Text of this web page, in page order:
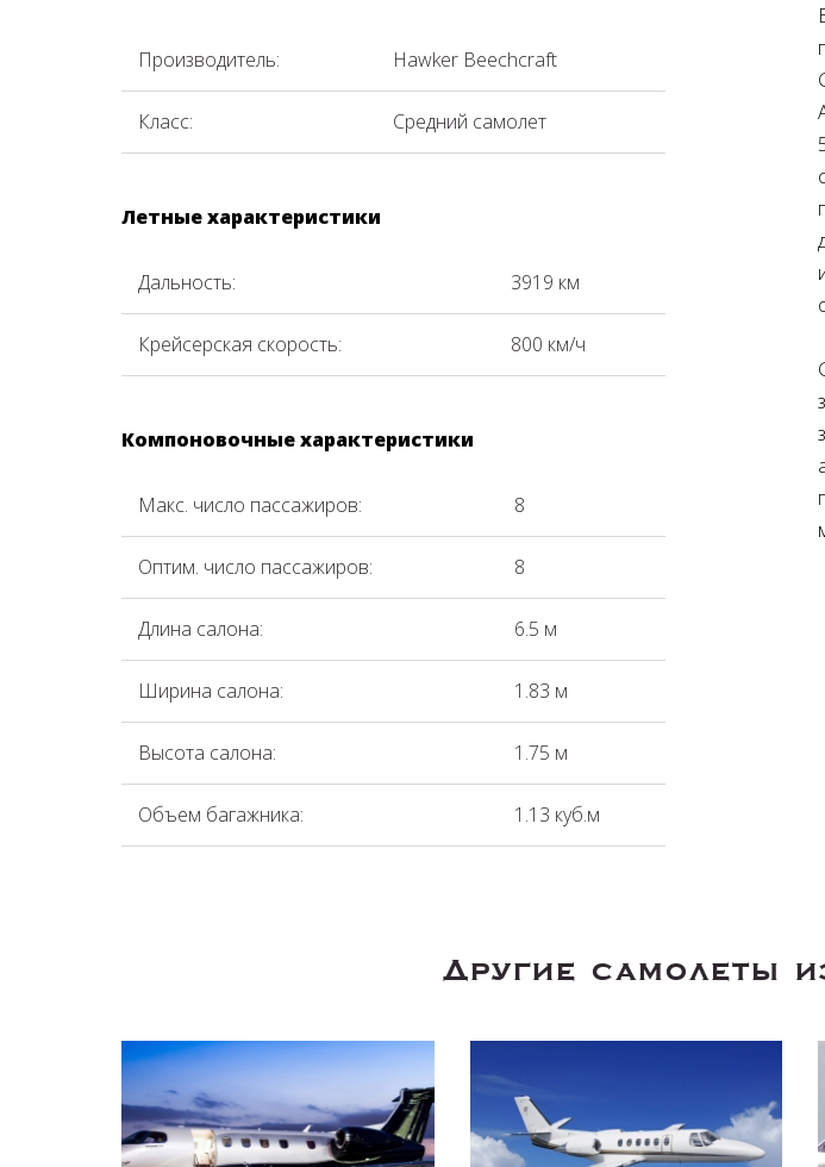
Производитель: Hawker Beechcraft
Класс: Средний самолет
Летные характеристики
Дальность: 3919 км
Крейсерская скорость: 800 км/ч
Компоновочные характеристики
Макс. число пассажиров: 8
Оптим. число пассажиров: 8
Длина салона: 6.5 м
Ширина салона: 1.83 м
Высота салона: 1.75 м
Объем багажника: 1.13 куб.м
Другие самолеты